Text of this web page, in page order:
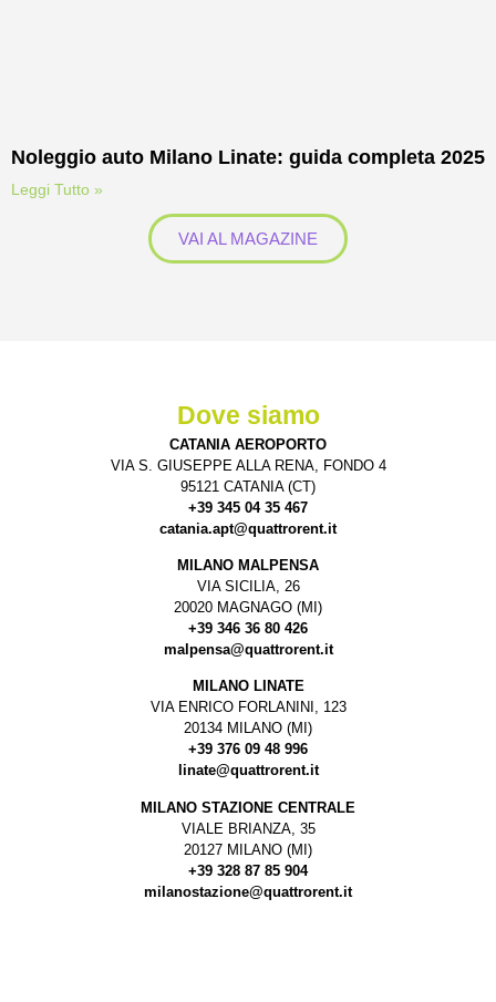
Noleggio auto Milano Linate: guida completa 2025
Leggi Tutto »
VAI AL MAGAZINE
Dove siamo
CATANIA AEROPORTO
VIA S. GIUSEPPE ALLA RENA, FONDO 4
95121 CATANIA (CT)
+39 345 04 35 467
catania.apt@quattrorent.it
MILANO MALPENSA
VIA SICILIA, 26
20020 MAGNAGO (MI)
+39 346 36 80 426
malpensa@quattrorent.it
MILANO LINATE
VIA ENRICO FORLANINI, 123
20134 MILANO (MI)
+39 376 09 48 996
linate@quattrorent.it
MILANO STAZIONE CENTRALE
VIALE BRIANZA, 35
20127 MILANO (MI)
+39 328 87 85 904
milanostazione@quattrorent.it